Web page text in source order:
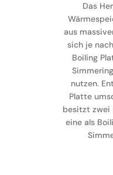
Das
aus
sich je
Boiling
nutzen.
Platte
besitzt zwei
eine als